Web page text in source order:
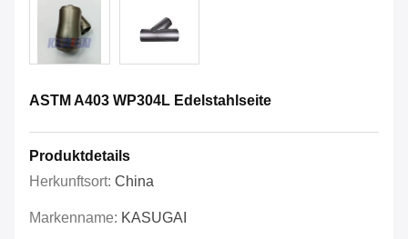
ASTM A403 WP304L Edelstahlseite
Produktdetails
Herkunftsort: China
Markenname: KASUGAI